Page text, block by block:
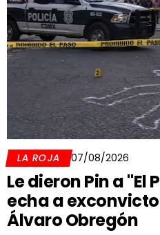
LA ROJA 07/08/2026
Le dieron Pin a "El
echa a
Álvaro Obregón